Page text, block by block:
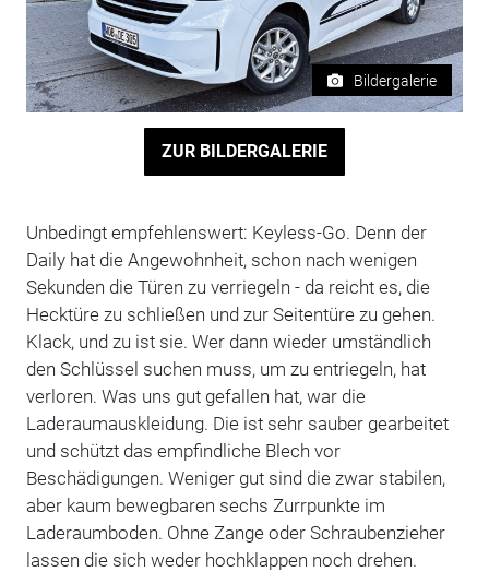
Bildergalerie
ZUR BILDERGALERIE
Unbedingt empfehlenswert: Keyless-Go. Denn der
Daily hat die Angewohnheit, schon nach wenigen
Sekunden die Türen zu verriegeln - da reicht es, die
Hecktüre zu schließen und zur Seitentüre zu gehen.
Klack, und zu ist sie. Wer dann wieder umständlich
den Schlüssel suchen muss, um zu entriegeln, hat
verloren. Was uns gut gefallen hat, war die
Laderaumauskleidung. Die ist sehr sauber gearbeitet
und schützt das empfindliche Blech vor
Beschädigungen. Weniger gut sind die zwar stabilen,
aber kaum bewegbaren sechs Zurrpunkte im
Laderaumboden. Ohne Zange oder Schraubenzieher
lassen die sich weder hochklappen noch drehen.